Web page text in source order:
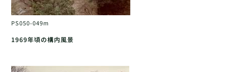
PS050-049m
1969年頃の構内風景